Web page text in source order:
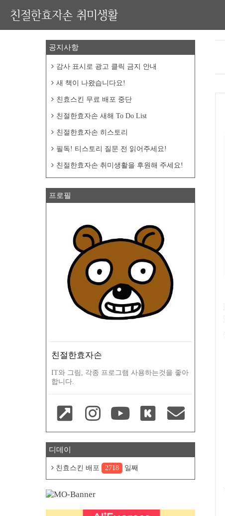
친절한효자손 취미생활
공지사항
감사 표시로 광고 클릭 금지 안내
새 책이 나왔습니다요!
친효스킨 무료 배포 중단
친절한효자손 새해 To Do List
친절한효자손 히스토리
필독! 티스토리 질문 전 읽어주세요!
친절한효자손 취미생활을 후원해 주세요!
프로필
친절한효자손
IT와 그림, 각종 프로그램 사용하는것을 좋아
합니다.
디데이
친효스킨 배포 2718 일째